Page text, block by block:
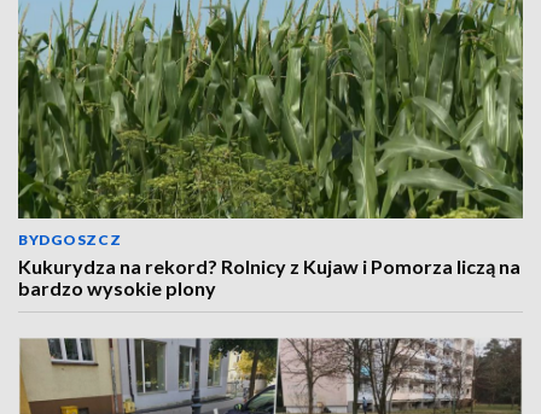
BYDGOSZCZ
Kukurydza na rekord? Rolnicy z Kujaw i Pomorza liczą na
bardzo wysokie plony